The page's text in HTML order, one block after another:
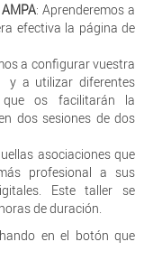
: Aprenderemos a
efectiva la página de
a configurar vuestra
y a utilizar diferentes
que os facilitarán la
dos sesiones de dos
asociaciones que
profesional a sus
Este taller se
de duración.
en el botón que